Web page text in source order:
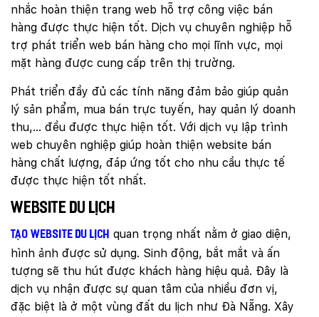
nhắc hoàn thiện trang web hỗ trợ công việc bán
hàng được thực hiện tốt. Dịch vụ chuyên nghiệp hỗ
trợ phát triển web bán hàng cho mọi lĩnh vực, mọi
mặt hàng được cung cấp trên thị trường.
Phát triển đầy đủ các tính năng đảm bảo giúp quản
lý sản phẩm, mua bán trực tuyến, hay quản lý doanh
thu,… đều được thực hiện tốt. Với dịch vụ lập trình
web chuyên nghiệp giúp hoàn thiện website bán
hàng chất lượng, đáp ứng tốt cho nhu cầu thực tế
được thực hiện tốt nhất.
Website du lịch
Tạo website du lịch quan trọng nhất nằm ở giao diện,
hình ảnh được sử dụng. Sinh động, bắt mắt và ấn
tượng sẽ thu hút được khách hàng hiệu quả. Đây là
dịch vụ nhận được sự quan tâm của nhiều đơn vị,
đặc biệt là ở một vùng đất du lịch như Đà Nẵng. Xây